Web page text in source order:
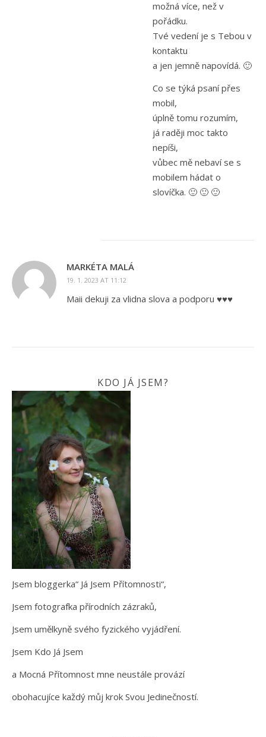
možná více, než v
pořádku.
Tvé vedení je s Tebou v
kontaktu
a jen jemně napovídá. 🙂
Co se týká psaní přes
mobil,
úplně tomu rozumím,
já raději moc takto
nepíši,
vůbec mě nebaví se s
mobilem hádat o
slovíčka. 🙂 🙂 🙂
MARKÉTA MALÁ
19. 1. 2023 AT 11:12
Maii dekuji za vlidna slova a podporu ♥️♥️♥️
KDO JÁ JSEM?
Jsem bloggerka“ Já Jsem Přítomnosti“,
Jsem fotografka přírodních zázraků,
Jsem umělkyně svého fyzického vyjádření.
Jsem Kdo Já Jsem
a Mocná Přítomnost mne neustále provází
obohacujíce každý můj krok Svou Jedinečností.